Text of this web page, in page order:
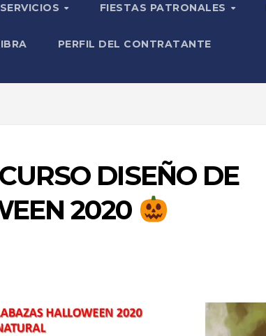
FIESTAS PATRONALES
PERFIL DEL CONTRATANTE
DISEÑO DE
2020